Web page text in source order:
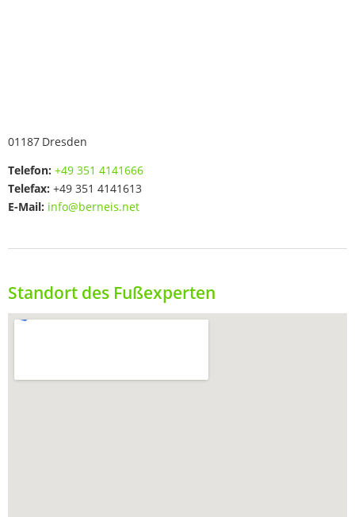
01187 Dresden
Telefon: +49 351 4141666
Telefax: +49 351 4141613
E-Mail: info@berneis.net
Standort des Fußexperten